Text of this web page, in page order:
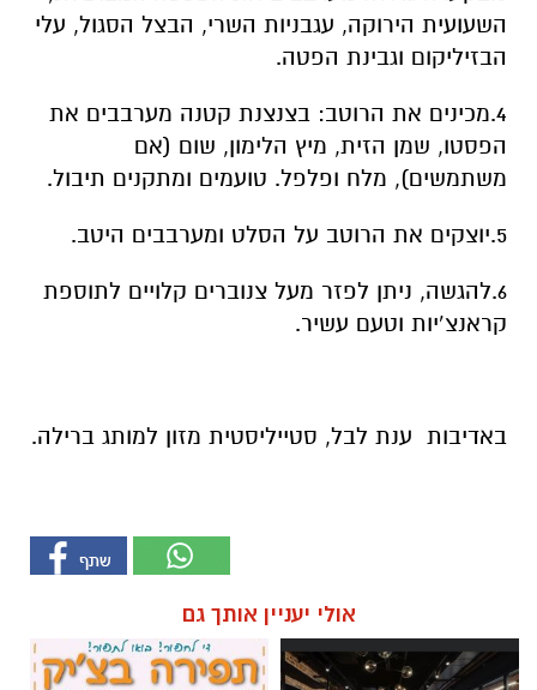
השעועית הירוקה, עגבניות השרי, הבצל הסגול, עלי
הבזיליקום וגבינת הפטה.
4.מכינים את הרוטב: בצנצנת קטנה מערבבים את
הפסטו, שמן הזית, מיץ הלימון, שום (אם
משתמשים), מלח ופלפל. טועמים ומתקנים תיבול.
5.יוצקים את הרוטב על הסלט ומערבבים היטב.
6.להגשה, ניתן לפזר מעל צנוברים קלויים לתוספת
קראנצ’יות וטעם עשיר.
באדיבות ענת לבל, סטייליסטית מזון למותג ברילה.
אולי יעניין אותך גם